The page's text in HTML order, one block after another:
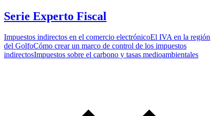
Serie Experto Fiscal
Impuestos indirectos en el comercio electrónicoEl IVA en la región
del GolfoCómo crear un marco de control de los impuestos
indirectosImpuestos sobre el carbono y tasas medioambientales